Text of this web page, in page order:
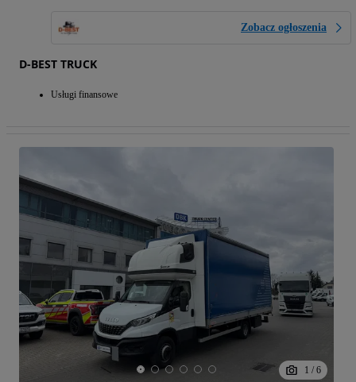
Zobacz ogłoszenia
D-BEST TRUCK
Usługi finansowe
1 / 6